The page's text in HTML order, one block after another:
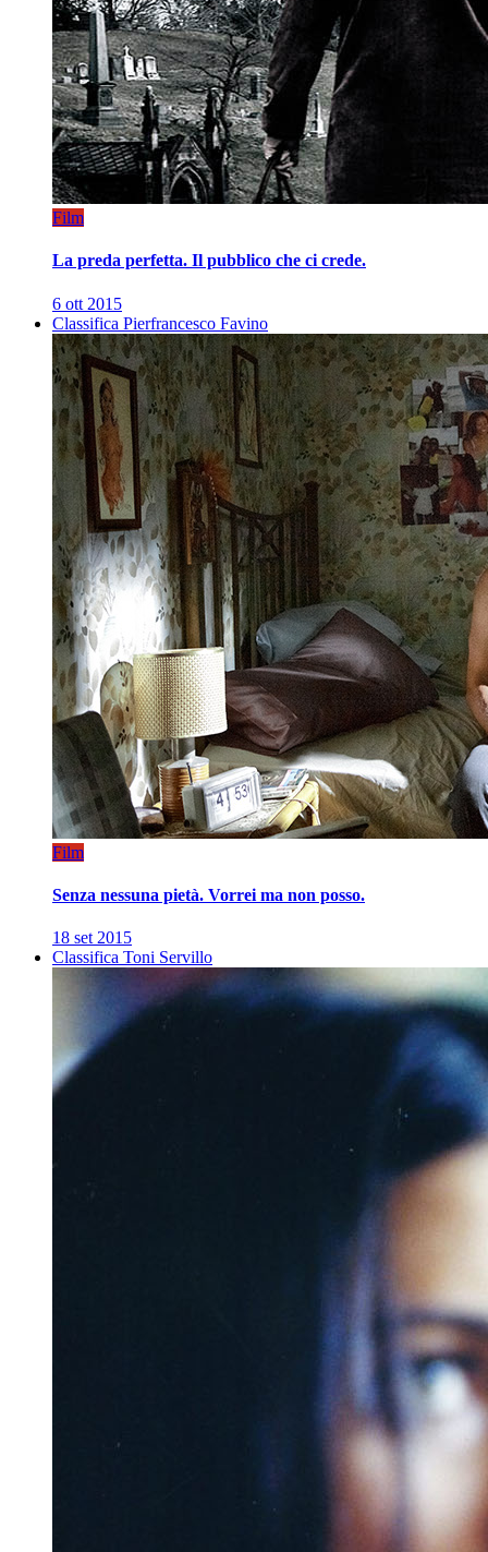
Film
La preda perfetta. Il pubblico che ci crede.
6 ott 2015
Classifica Pierfrancesco Favino
Film
Senza nessuna pietà. Vorrei ma non posso.
18 set 2015
Classifica Toni Servillo